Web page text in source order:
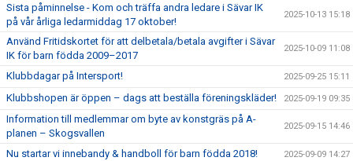
Sista påminnelse - Kom och träffa andra ledare i Sävar IK
på vår årliga ledarmiddag 17 oktober!
2025-10-13 15:18
Använd Fritidskortet för att delbetala/betala avgifter i Sävar
IK för barn födda 2009–2017
2025-10-09 11:08
Klubbdagar på Intersport! 2025-09-25 15:11
Klubbshopen är öppen – dags att beställa föreningskläder! 2025-09-19 09:35
Information till medlemmar om byte av konstgräs på A-
planen – Skogsvallen
2025-09-15 14:46
Nu startar vi innebandy & handboll för barn födda 2018! 2025-09-09 14:27